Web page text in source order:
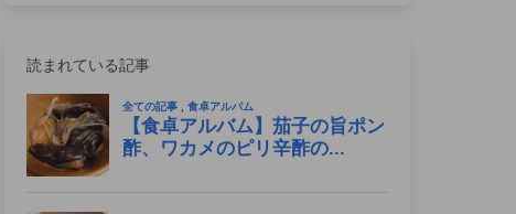
読まれている記事